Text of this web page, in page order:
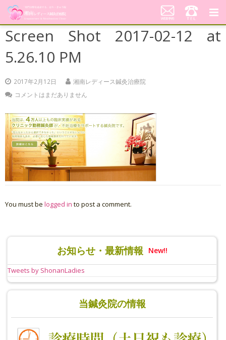
湘南レディース鍼灸治療院
代表あいさつ「不妊鍼灸への想い」
当院の鍼灸治療について
患者さんの声
アクセス
美顔はり
Screen Shot 2017-02-12 at
5.26.10 PM
2017年2月12日
湘南レディース鍼灸治療院
コメントはまだありません
You must be logged in to post a comment.
お知らせ・最新情報 New!!
Tweets by ShonanLadies
当鍼灸院の情報